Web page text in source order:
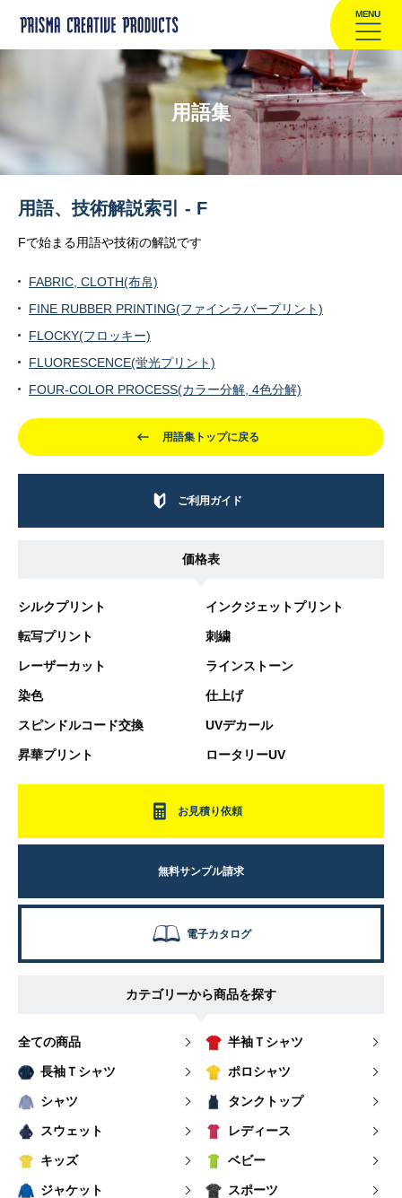
MENU
用語集
ご利用ガイド
価格表
シルクプリント インクジェットプリント
転写プリント 刺繍
レーザーカット ラインストーン
染色 仕上げ
スピンドルコード交換 UVデカール
昇華プリント ロータリーUV
お見積り依頼
無料サンプル請求
電子カタログ
カテゴリーから商品を探す
全ての商品 半袖Ｔシャツ
長袖Ｔシャツ ポロシャツ
シャツ タンクトップ
スウェット レディース
キッズ ベビー
ジャケット スポーツ
用語、技術解説索引 - F
Fで始まる用語や技術の解説です
FABRIC, CLOTH(布帛)
FINE RUBBER PRINTING(ファインラバープリント)
FLOCKY(フロッキー)
FLUORESCENCE(蛍光プリント)
FOUR-COLOR PROCESS(カラー分解, 4色分解)
用語集トップに戻る